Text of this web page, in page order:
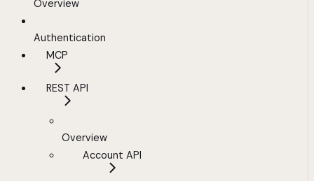
Overview
Authentication
MCP
REST API
Overview
Account API